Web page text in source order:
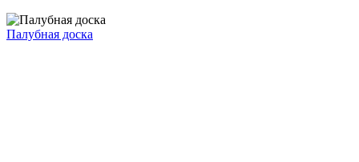
Палубная доска